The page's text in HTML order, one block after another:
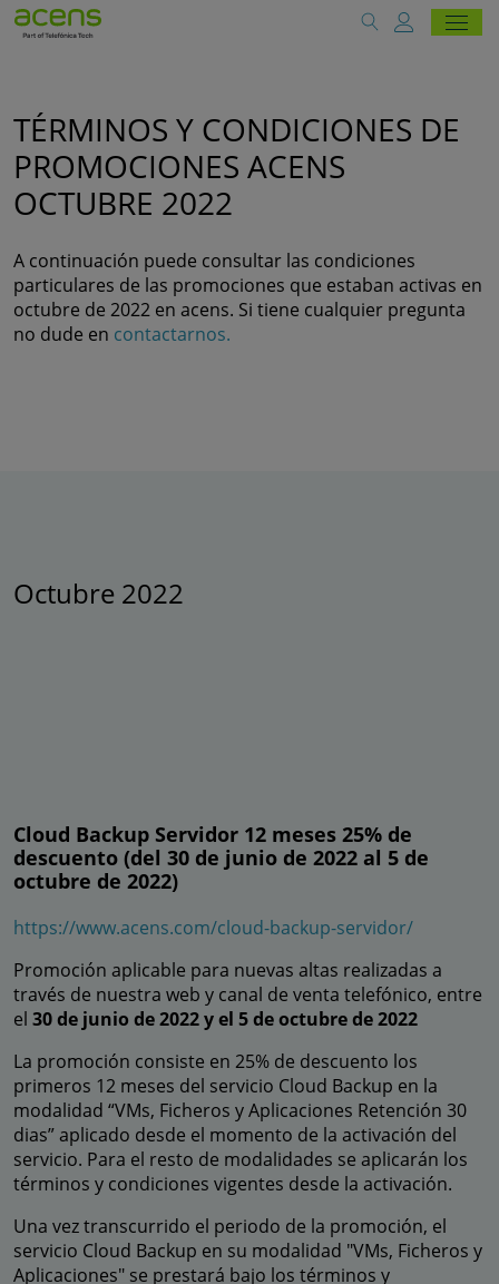
TÉRMINOS Y CONDICIONES DE
PROMOCIONES ACENS
OCTUBRE 2022
A continuación puede consultar las condiciones
particulares de las promociones que estaban activas en
octubre de 2022 en acens. Si tiene cualquier pregunta
no dude en contactarnos.
Octubre 2022
Cloud Backup Servidor 12 meses 25% de
descuento (del 30 de junio de 2022 al 5 de
octubre de 2022)
https://www.acens.com/cloud-backup-servidor/
Promoción aplicable para nuevas altas realizadas a
través de nuestra web y canal de venta telefónico, entre
el 30 de junio de 2022 y el 5 de octubre de 2022
La promoción consiste en 25% de descuento los
primeros 12 meses del servicio Cloud Backup en la
modalidad “VMs, Ficheros y Aplicaciones Retención 30
dias” aplicado desde el momento de la activación del
servicio. Para el resto de modalidades se aplicarán los
términos y condiciones vigentes desde la activación.
Una vez transcurrido el periodo de la promoción, el
servicio Cloud Backup en su modalidad "VMs, Ficheros y
Aplicaciones" se prestará bajo los términos y